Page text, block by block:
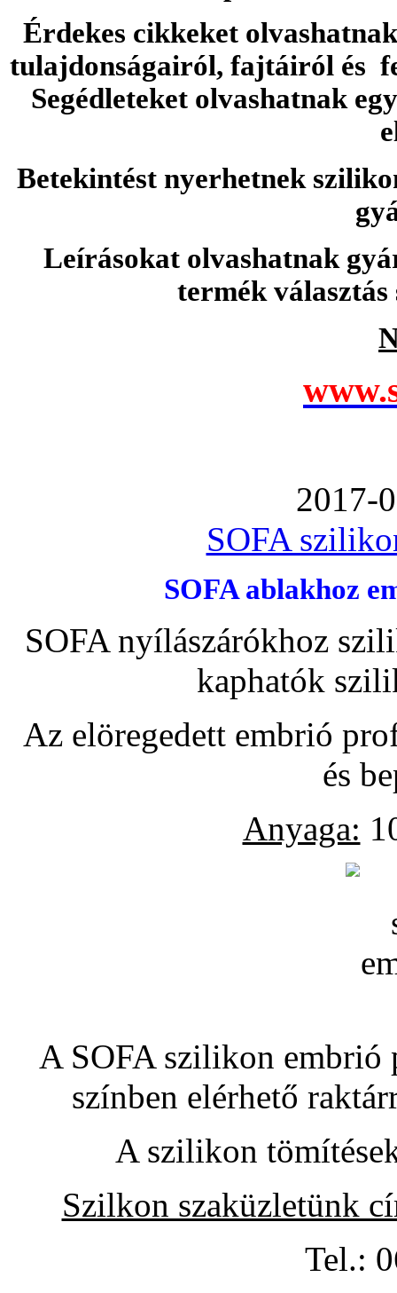
Érdekes cikkeket
tulajdonságairól, fajtáiról és
Segédleteket olvashatnak
Betekintést nyerhetnek
Leírásokat olvashatnak
termék
2017-
SOFA
SOFA ablakhoz
SOFA nyílászárókhoz
kaphatók
Az elöregedett embrió
és
Anyaga:
A SOFA szilikon embrió
színben elérhető
A szilikon
Szilkon szaküzletünk
Tel.: